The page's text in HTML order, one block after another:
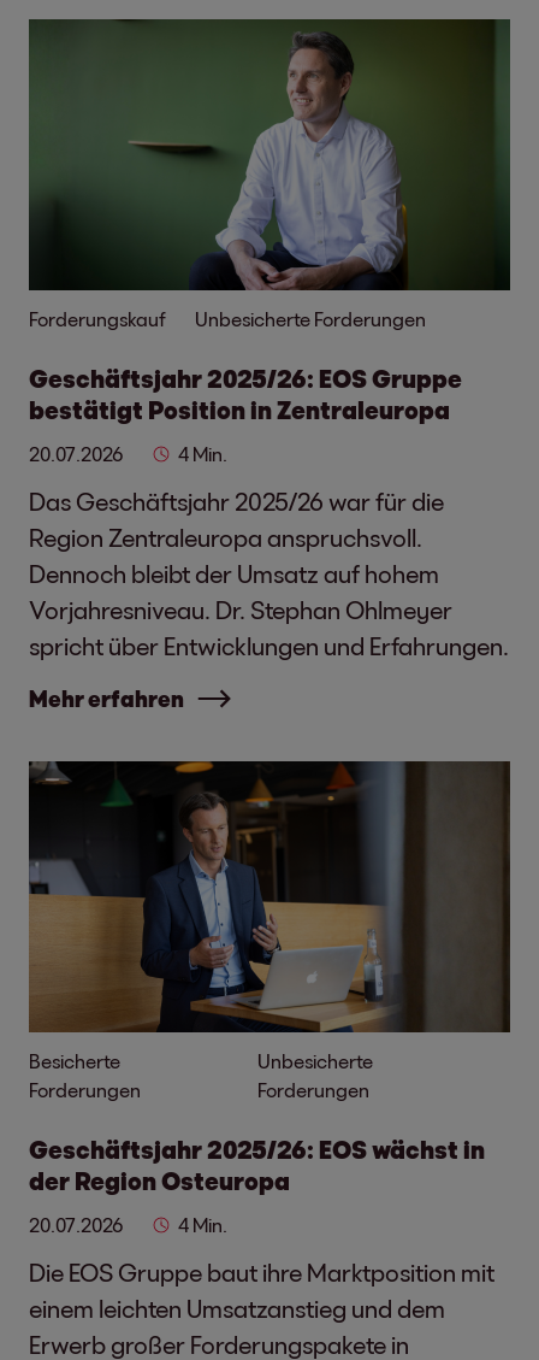
Forderungskauf Unbesicherte Forderungen
Geschäftsjahr 2025/26: EOS Gruppe
bestätigt Position in Zentraleuropa
20.07.2026 4 Min.
Das Geschäftsjahr 2025/26 war für die
Region Zentraleuropa anspruchsvoll.
Dennoch bleibt der Umsatz auf hohem
Vorjahresniveau. Dr. Stephan Ohlmeyer
spricht über Entwicklungen und Erfahrungen.
Mehr erfahren
Besicherte
Forderungen
Unbesicherte
Forderungen
Geschäftsjahr 2025/26: EOS wächst in
der Region Osteuropa
20.07.2026 4 Min.
Die EOS Gruppe baut ihre Marktposition mit
einem leichten Umsatzanstieg und dem
Erwerb großer Forderungspakete in